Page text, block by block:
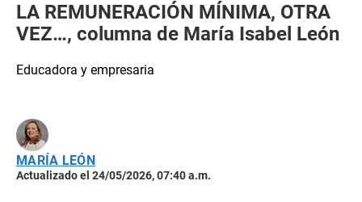
LA REMUNERACIÓN MÍNIMA, OTRA
VEZ…, columna de María Isabel León
Educadora y empresaria
MARÍA LEÓN
Actualizado el 24/05/2026, 07:40 a.m.